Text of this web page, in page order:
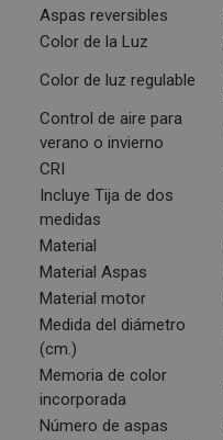
Aspas reversibles
Color de la Luz
Color de luz regulable
Control de aire para
verano o invierno
CRI
Incluye Tija de dos
medidas
Material
Material Aspas
Material motor
Medida del diámetro
(cm.)
Memoria de color
incorporada
Número de aspas